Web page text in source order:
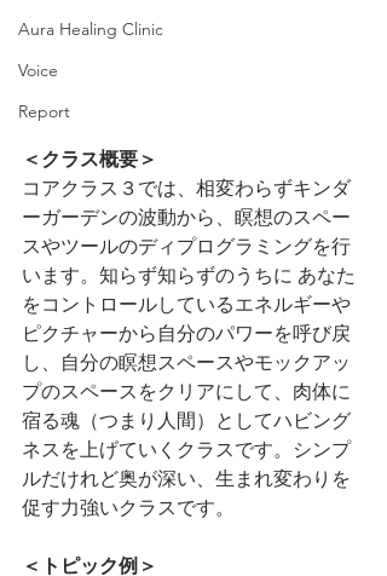
Aura Healing Clinic
Voice
Report
＜クラス概要＞
コアクラス３では、相変わらずキンダ
ーガーデンの波動から、瞑想のスペー
スやツールのディプログラミングを行
います。知らず知らずのうちに あなた
をコントロールしているエネルギーや
ピクチャーから自分のパワーを呼び戻
し、自分の瞑想スペースやモックアッ
プのスペースをクリアにして、肉体に
宿る魂（つまり人間）としてハビング
ネスを上げていくクラスです。シンプ
ルだけれど奥が深い、生まれ変わりを
促す力強いクラスです。
＜トピック例＞